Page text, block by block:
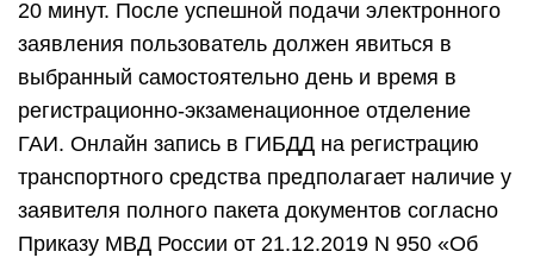
20 минут. После успешной подачи электронного
заявления пользователь должен явиться в
выбранный самостоятельно день и время в
регистрационно-экзаменационное отделение
ГАИ. Онлайн запись в ГИБДД на регистрацию
транспортного средства предполагает наличие у
заявителя полного пакета документов согласно
Приказу МВД России от 21.12.2019 N 950 «Об